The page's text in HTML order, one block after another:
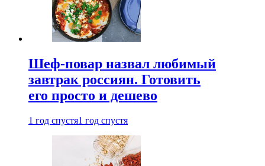
Шеф-повар назвал любимый
завтрак россиян. Готовить
его просто и дешево
1 год спустя1 год спустя